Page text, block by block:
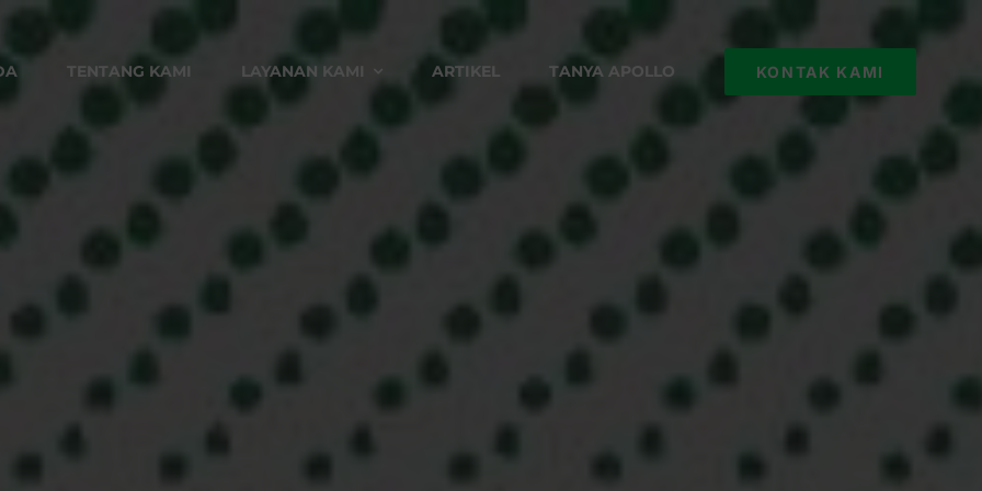
TENTANG KAMI LAYANAN KAMI ARTIKEL TANYA APOLLO KONTAK KAMI